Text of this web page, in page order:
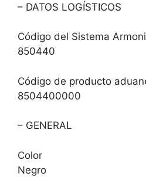
– DATOS LOGÍSTICOS
Código del Sistema
850440
Código de producto
8504400000
– GENERAL
Color
Negro